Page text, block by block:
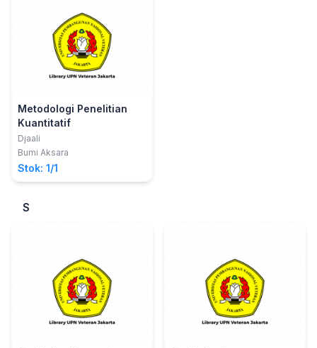
Metodologi Penelitian
Kuantitatif
Djaali
Bumi Aksara
Stok: 1/1
S